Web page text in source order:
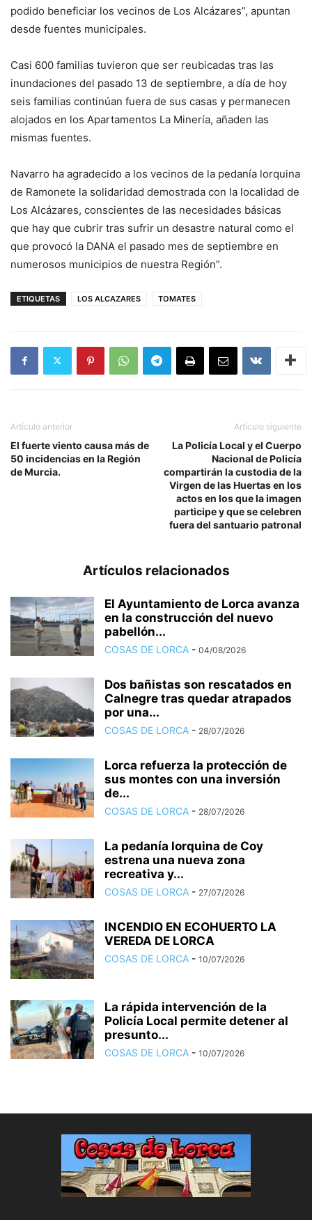
podido beneficiar los vecinos de Los Alcázares”, apuntan
desde fuentes municipales.
Casi 600 familias tuvieron que ser reubicadas tras las
inundaciones del pasado 13 de septiembre, a día de hoy
seis familias continúan fuera de sus casas y permanecen
alojados en los Apartamentos La Minería, añaden las
mismas fuentes.
Navarro ha agradecido a los vecinos de la pedanía lorquina
de Ramonete la solidaridad demostrada con la localidad de
Los Alcázares, conscientes de las necesidades básicas
que hay que cubrir tras sufrir un desastre natural como el
que provocó la DANA el pasado mes de septiembre en
numerosos municipios de nuestra Región”.
ETIQUETAS LOS ALCAZARES TOMATES
Artículo anterior
El fuerte viento causa más de
50 incidencias en la Región
de Murcia.
Artículo siguiente
La Policía Local y el Cuerpo
Nacional de Policía
compartirán la custodia de la
Virgen de las Huertas en los
actos en los que la imagen
participe y que se celebren
fuera del santuario patronal
Artículos relacionados
El Ayuntamiento de Lorca avanza
en la construcción del nuevo
pabellón...
COSAS DE LORCA - 04/08/2026
Dos bañistas son rescatados en
Calnegre tras quedar atrapados
por una...
COSAS DE LORCA - 28/07/2026
Lorca refuerza la protección de
sus montes con una inversión
de...
COSAS DE LORCA - 28/07/2026
La pedanía lorquina de Coy
estrena una nueva zona
recreativa y...
COSAS DE LORCA - 27/07/2026
INCENDIO EN ECOHUERTO LA
VEREDA DE LORCA
COSAS DE LORCA - 10/07/2026
La rápida intervención de la
Policía Local permite detener al
presunto...
COSAS DE LORCA - 10/07/2026